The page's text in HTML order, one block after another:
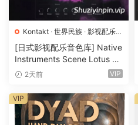
Kontakt · 世界民族 · 影视配乐·
音源
[日式影视配乐音色库] Native
Instruments Scene Lotus v1.
1.2 [KONTAKT]（1.3GB）
2天前 VIP
VIP